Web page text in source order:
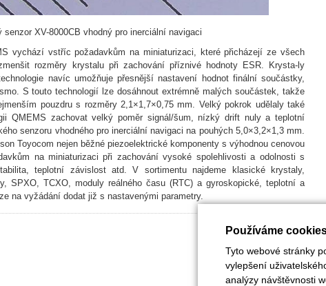
senzor XV-8000CB vhodný pro inerciální navigaci
vychází vstříc požadavkům na miniaturizaci, které přicházejí ze všech
rozměry krystalu při zachování příznivé hodnoty ESR. Krysta-ly
navíc umožňuje přesnější nastavení hodnot finální součástky,
S touto technologií lze dosáhnout extrémně malých součástek, takže
pouzdru s rozměry 2,1×1,7×0,75 mm. Velký pokrok udělaly také
QMEMS zachovat velký poměr signál/šum, nízký drift nuly a teplotní
senzoru vhodného pro inerciální navigaci na pouhých 5,0×3,2×1,3 mm.
Toyocom nejen běžné piezoelektrické komponenty s výhodnou cenovou
na miniaturizaci při zachování vysoké spolehlivosti a odolnosti s
teplotní závislost atd. V sortimentu najdeme klasické krystaly,
SPXO, TCXO, moduly reálného času (RTC) a gyroskopické, teplotní a
na vyžádání dodat již s nastavenými parametry.
Používáme
Tyto webové stránky
vylepšení
analýzy návštěvnosti